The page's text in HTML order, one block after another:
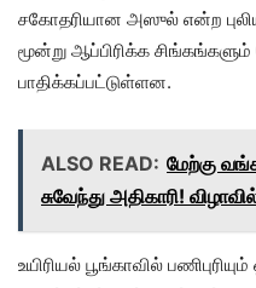
சகோதரியான அஸுல் என்ற
மூன்று ஆப்பிரிக்க
பாதிக்கப்பட்டுள்ளன.
ALSO READ: மேற்கு
சுவேந்து அதிகாரி!
உயிரியல் பூங்காவில்